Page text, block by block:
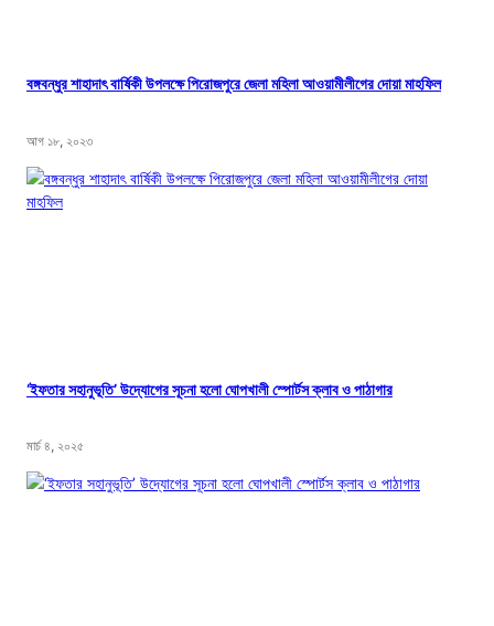
বঙ্গবন্ধুর শাহাদাৎ বার্ষিকী উপলক্ষে পিরোজপুরে জেলা মহিলা আওয়ামীলীগের দোয়া মাহফিল
আগ ১৮, ২০২৩
‘ইফতার সহানুভূতি’ উদ্যোগের সূচনা হলো ঘোপখালী স্পোর্টস ক্লাব ও পাঠাগার
মার্চ ৪, ২০২৫